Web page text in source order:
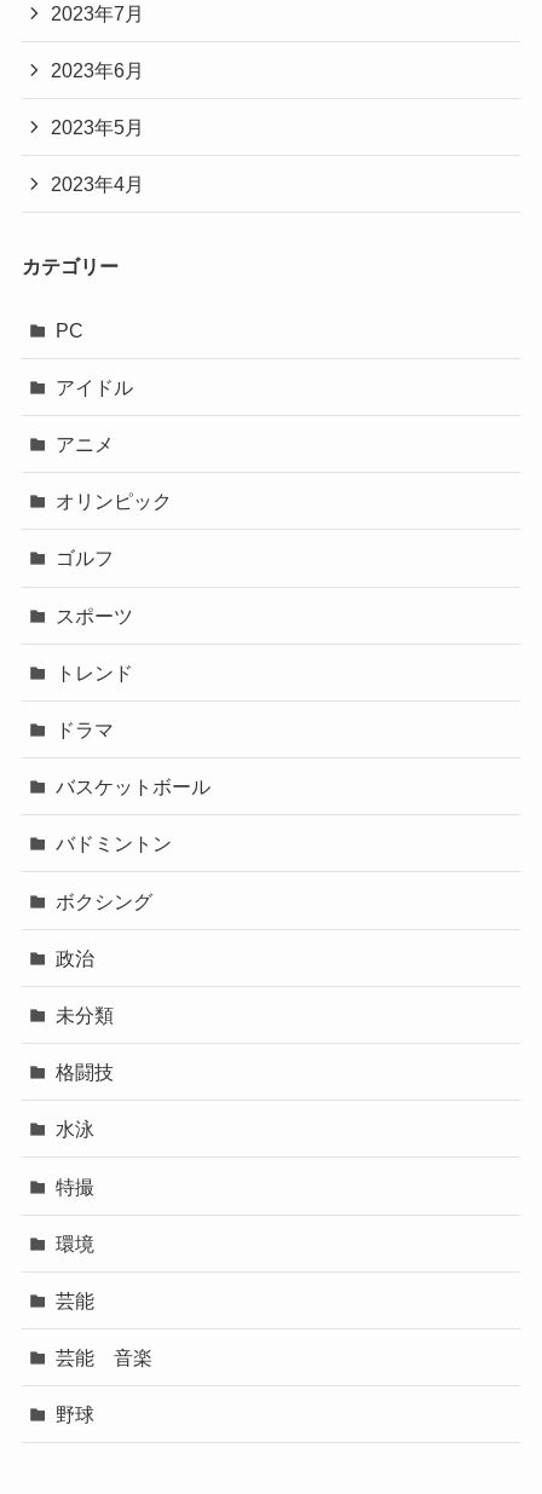
2023年7月
2023年6月
2023年5月
2023年4月
カテゴリー
PC
アイドル
アニメ
オリンピック
ゴルフ
スポーツ
トレンド
ドラマ
バスケットボール
バドミントン
ボクシング
政治
未分類
格闘技
水泳
特撮
環境
芸能
芸能 音楽
野球